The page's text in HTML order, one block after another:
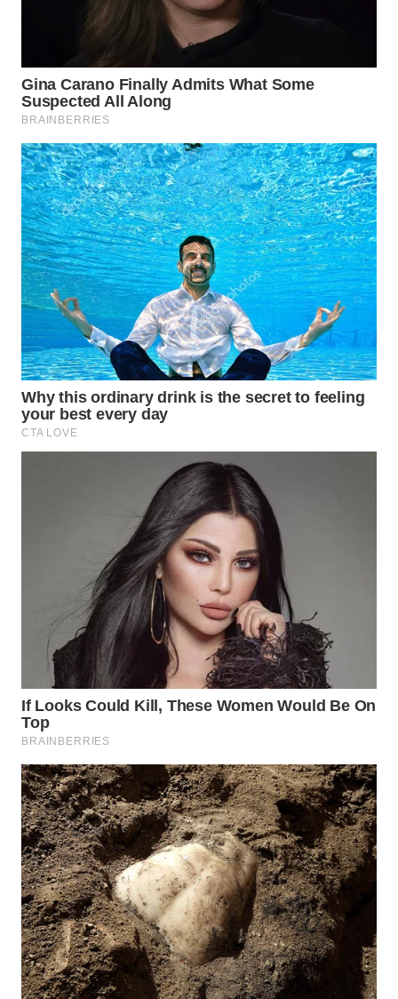
WN
TANJUNG
LESUNG
WN
KARO
WN
SIMALUNGUN
WN
LABUHANBATU
WN
TAPANULI
TENGAH
WN DELI
PAKPAK
WN
KARAWANG
WN
BEKASI
WN
BOGOR
WN
DEPOK
WN
TAPANULI
UTARA